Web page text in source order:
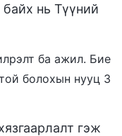
нь Түүний
ба ажил. Бие
болохын нууц 3
гэж